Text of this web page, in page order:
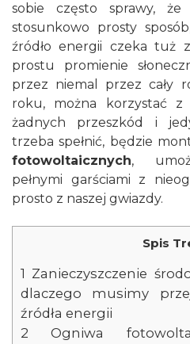
sobie często sprawy,
stosunkowo prosty
źródło energii czeka tuż
prostu promienie
przez niemal przez cały
roku, można korzystać
żadnych przeszkód i
trzeba spełnić, będzie
fotowoltaicznych,
pełnymi garściami z
prosto z naszej gwiazdy.
Spis
1 Zanieczyszczenie
dlaczego musimy
źródła energii
2 Ogniwa